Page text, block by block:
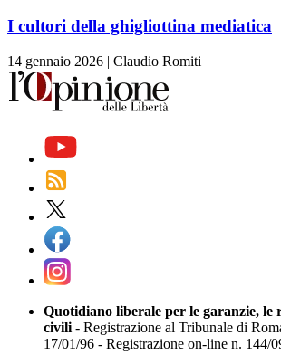
I cultori della ghigliottina mediatica
14 gennaio 2026 | Claudio Romiti
Quotidiano liberale per le garanzie,
civili - Registrazione al Tribunale di
17/01/96 - Registrazione on-line n. 144/